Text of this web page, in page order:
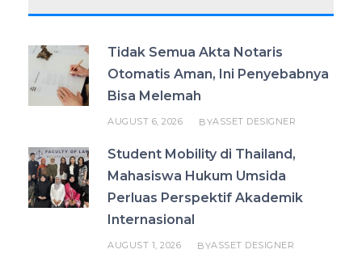
Tidak Semua Akta Notaris
Otomatis Aman, Ini Penyebabnya
Bisa Melemah
AUGUST 6, 2026 BYASSET DESIGNER
Student Mobility di Thailand,
Mahasiswa Hukum Umsida
Perluas Perspektif Akademik
Internasional
AUGUST 1, 2026 BYASSET DESIGNER